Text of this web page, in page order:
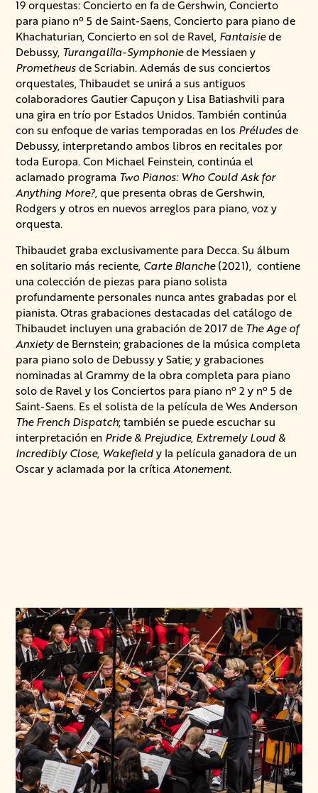
19 orquestas: Concierto en fa de Gershwin, Concierto
para piano nº 5 de Saint-Saens, Concierto para piano de
Khachaturian, Concierto en sol de Ravel, Fantaisiede
Debussy, Turangalîla-Symphoniede Messiaen y
Prometheusde Scriabin. Además de sus conciertos
orquestales, Thibaudet se unirá a sus antiguos
colaboradores Gautier Capuçon y Lisa Batiashvili para
una gira en trío por Estados Unidos. También continúa
con su enfoque de varias temporadas en los Préludesde
Debussy, interpretando ambos libros en recitales por
toda Europa. Con Michael Feinstein, continúa el
aclamado programa Two Pianos: Who Could Ask for
Anything More?, que presenta obras de Gershwin,
Rodgers y otros en nuevos arreglos para piano, voz y
orquesta.
Thibaudet graba exclusivamente para Decca. Su álbum
en solitario más reciente, Carte Blanche(2021), contiene
una colección de piezas para piano solista
profundamente personales nunca antes grabadas por el
pianista. Otras grabaciones destacadas del catálogo de
Thibaudet incluyen una grabación de 2017 de The Age of
Anxietyde Bernstein; grabaciones de la música completa
para piano solo de Debussy y Satie; y grabaciones
nominadas al Grammy de la obra completa para piano
solo de Ravel y los Conciertos para piano nº 2 y nº 5 de
Saint-Saens. Es el solista de la película de Wes Anderson
The French Dispatch; también se puede escuchar su
interpretación en Pride & Prejudice, Extremely Loud &
Incredibly Close, Wakefieldy la película ganadora de un
Oscar y aclamada por la críticaAtonement.